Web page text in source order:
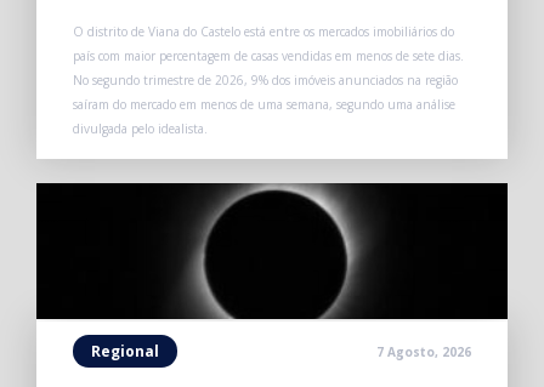
O distrito de Viana do Castelo está entre os mercados imobiliários do
país com maior percentagem de casas vendidas em menos de sete dias.
No segundo trimestre de 2026, 9% dos imóveis anunciados na região
saíram do mercado em menos de uma semana, segundo uma análise
divulgada pelo idealista.
Regional 7 Agosto, 2026